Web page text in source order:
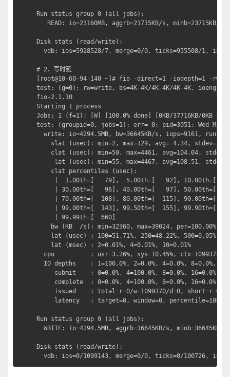
Run status group 0 (all jobs):
READ: io=23160MB, aggrb=23715KB/s, minb=23715KB/s,
Disk stats (read/write):
vdb: ios=5928528/7, merge=0/0, ticks=955508/1,
# 2、写时延
[root@10-60-94-140 ~]# fio -direct=1 -iodepth=1 -
test: (g=0): rw=write, bs=4K-4K/4K-4K/4K-4K,
fio-2.1.10
Starting 1 process
Jobs: 1 (f=1): [W] [100.0% done] [0KB/37716KB/0KB /
test: (groupid=0, jobs=1): err= 0: pid=3051: Wed Mar
write: io=4294.5MB, bw=36645KB/s, iops=9161,
slat (usec): min=2, max=129, avg= 4.34, stdev=
clat (usec): min=50, max=4461, avg=104.04,
lat (usec): min=55, max=4467, avg=108.51,
clat percentiles (usec):
|  1.00th=[   79],  5.00th=[   92], 10.00th=[
| 30.00th=[   96], 40.00th=[   97], 50.00th=[
| 70.00th=[  108], 80.00th=[  115], 90.00th=[
| 99.00th=[  143], 99.50th=[  155], 99.90th=[
| 99.99th=[  660]
bw (KB  /s): min=32360, max=39024, per=100.00%,
lat (usec) : 100=51.71%, 250=48.22%, 500=0.05%,
lat (msec) : 2=0.01%, 4=0.01%, 10=0.01%
cpu          : usr=3.26%, sys=10.45%, ctx=1099373,
IO depths    : 1=100.0%, 2=0.0%, 4=0.0%, 8=0.0%,
submit    : 0=0.0%, 4=100.0%, 8=0.0%, 16=0.0%,
complete  : 0=0.0%, 4=100.0%, 8=0.0%, 16=0.0%,
issued    : total=r=0/w=1099370/d=0, short=r=0/
latency   : target=0, window=0,
Run status group 0 (all jobs):
WRITE: io=4294.5MB, aggrb=36645KB/s, minb=36645KB/
Disk stats (read/write):
vdb: ios=0/1099143, merge=0/0, ticks=0/100726,